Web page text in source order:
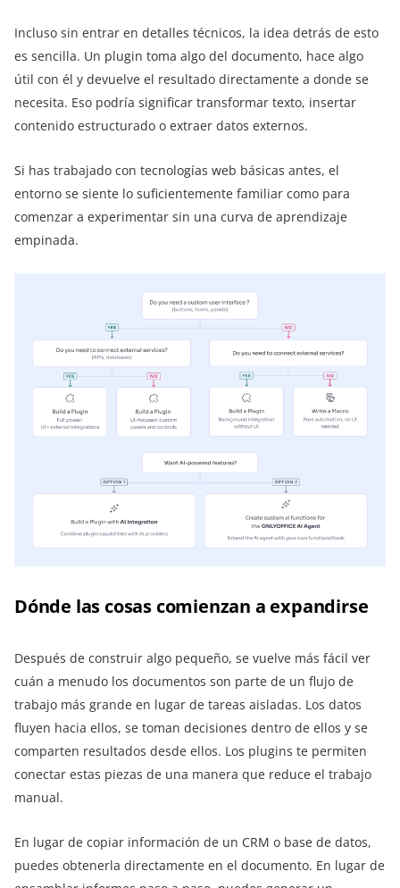
Incluso sin entrar en detalles técnicos, la idea detrás de esto
es sencilla. Un plugin toma algo del documento, hace algo
útil con él y devuelve el resultado directamente a donde se
necesita. Eso podría significar transformar texto, insertar
contenido estructurado o extraer datos externos.
Si has trabajado con tecnologías web básicas antes, el
entorno se siente lo suficientemente familiar como para
comenzar a experimentar sin una curva de aprendizaje
empinada.
Dónde las cosas comienzan a expandirse
Después de construir algo pequeño, se vuelve más fácil ver
cuán a menudo los documentos son parte de un flujo de
trabajo más grande en lugar de tareas aisladas. Los datos
fluyen hacia ellos, se toman decisiones dentro de ellos y se
comparten resultados desde ellos. Los plugins te permiten
conectar estas piezas de una manera que reduce el trabajo
manual.
En lugar de copiar información de un CRM o base de datos,
puedes obtenerla directamente en el documento. En lugar de